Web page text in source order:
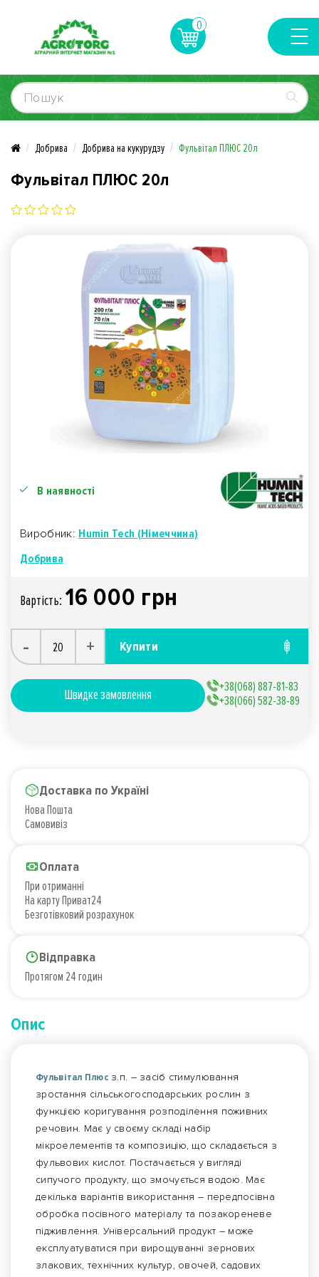
0
Добрива Добрива на кукурудзу Фульвітал ПЛЮС 20л
Фульвітал ПЛЮС 20л
В наявності
Виробник: Humin Tech (Німеччина)
Добрива
Вартiсть: 16 000 грн
- + Купити
Швидке замовлення
+38(068) 887-81-83
+38(066) 582-38-89
Доставка по Україні
Нова Пошта
Самовивіз
Оплата
При отриманні
На карту Приват24
Безготівковий розрахунок
Відправка
Протягом 24 годин
Опис
Фульвітал Плюсз.п. – засіб стимулювання
зростання сільськогосподарських рослин з
функцією коригування розподілення поживних
речовин. Має у своєму складі набір
мікроелементів та композицію, що складається з
фульвових кислот. Постачається у вигляді
сипучого продукту, що змочується водою. Має
декілька варіантів використання – передпосівна
обробка посівного матеріалу та позакореневе
підживлення. Універсальний продукт – може
експлуатуватися при вирощуванні зернових
злакових, технічних культур, овочей, садових